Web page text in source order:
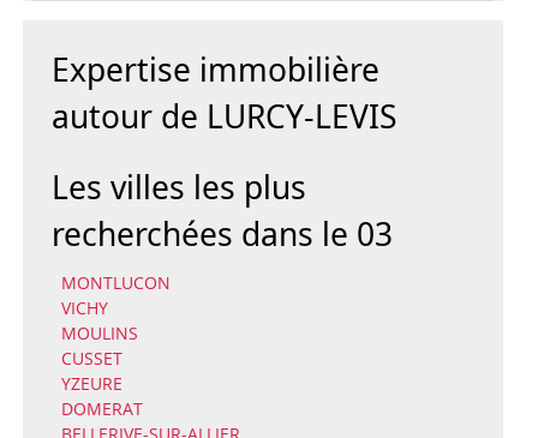
Expertise immobilière
autour de LURCY-LEVIS
Les villes les plus
recherchées dans le 03
MONTLUCON
VICHY
MOULINS
CUSSET
YZEURE
DOMERAT